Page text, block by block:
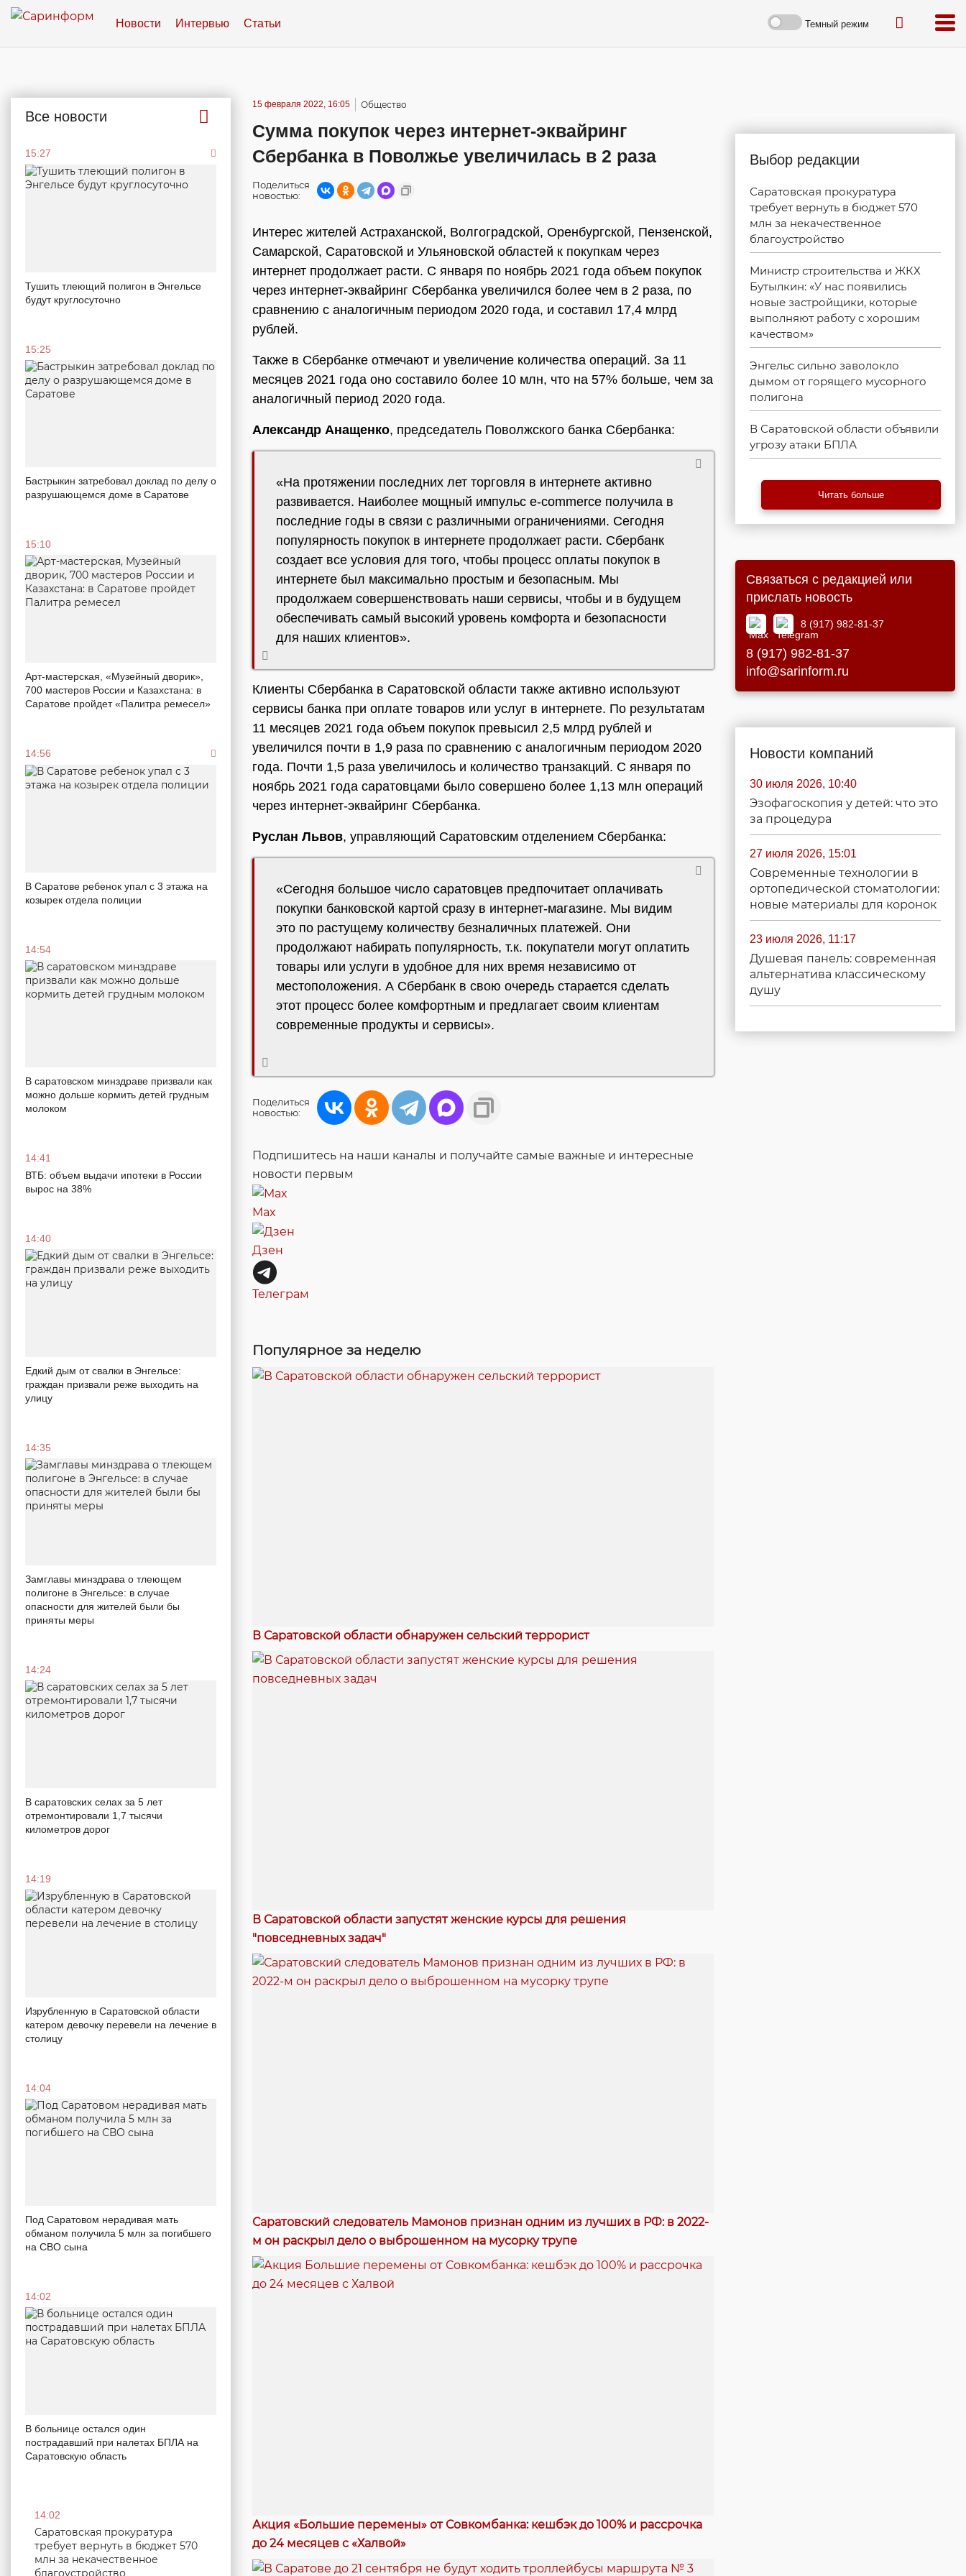
Новости Интервью Статьи Темный режим
Все новости
15:27
Тушить тлеющий полигон в Энгельсе
будут круглосуточно
15:25
Бастрыкин затребовал доклад по делу о
разрушающемся доме в Саратове
15:10
Арт-мастерская, «Музейный дворик»,
700 мастеров России и Казахстана: в
Саратове пройдет «Палитра ремесел»
14:56
В Саратове ребенок упал с 3 этажа на
козырек отдела полиции
14:54
В саратовском минздраве призвали как
можно дольше кормить детей грудным
молоком
14:41
ВТБ: объем выдачи ипотеки в России
вырос на 38%
14:40
Едкий дым от свалки в Энгельсе:
граждан призвали реже выходить на
улицу
14:35
Замглавы минздрава о тлеющем
полигоне в Энгельсе: в случае
опасности для жителей были бы
приняты меры
14:24
В саратовских селах за 5 лет
отремонтировали 1,7 тысячи
километров дорог
14:19
Изрубленную в Саратовской области
катером девочку перевели на лечение в
столицу
14:04
Под Саратовом нерадивая мать
обманом получила 5 млн за погибшего
на СВО сына
14:02
В больнице остался один
пострадавший при налетах БПЛА на
Саратовскую область
14:02
Саратовская прокуратура
требует вернуть в бюджет 570
млн за некачественное
благоустройство
15 февраля 2022, 16:05 Общество
Сумма покупок через интернет-эквайринг
Сбербанка в Поволжье увеличилась в 2 раза
Поделиться
новостью:
Интерес жителей Астраханской, Волгоградской, Оренбургской, Пензенской,
Самарской, Саратовской и Ульяновской областей к покупкам через
интернет продолжает расти. С января по ноябрь 2021 года объем покупок
через интернет-эквайринг Сбербанка увеличился более чем в 2 раза, по
сравнению с аналогичным периодом 2020 года, и составил 17,4 млрд
рублей.
Также в Сбербанке отмечают и увеличение количества операций. За 11
месяцев 2021 года оно составило более 10 млн, что на 57% больше, чем за
аналогичный период 2020 года.
Александр Анащенко, председатель Поволжского банка Сбербанка:
«На протяжении последних лет торговля в интернете активно
развивается. Наиболее мощный импульс e-commerce получила в
последние годы в связи с различными ограничениями. Сегодня
популярность покупок в интернете продолжает расти. Сбербанк
создает все условия для того, чтобы процесс оплаты покупок в
интернете был максимально простым и безопасным. Мы
продолжаем совершенствовать наши сервисы, чтобы и в будущем
обеспечивать самый высокий уровень комфорта и безопасности
для наших клиентов».
Клиенты Сбербанка в Саратовской области также активно используют
сервисы банка при оплате товаров или услуг в интернете. По результатам
11 месяцев 2021 года объем покупок превысил 2,5 млрд рублей и
увеличился почти в 1,9 раза по сравнению с аналогичным периодом 2020
года. Почти 1,5 раза увеличилось и количество транзакций. С января по
ноябрь 2021 года саратовцами было совершено более 1,13 млн операций
через интернет-эквайринг Сбербанка.
Руслан Львов, управляющий Саратовским отделением Сбербанка:
«Сегодня большое число саратовцев предпочитает оплачивать
покупки банковской картой сразу в интернет-магазине. Мы видим
это по растущему количеству безналичных платежей. Они
продолжают набирать популярность, т.к. покупатели могут оплатить
товары или услуги в удобное для них время независимо от
местоположения. А Сбербанк в свою очередь старается сделать
этот процесс более комфортным и предлагает своим клиентам
современные продукты и сервисы».
Поделиться
новостью:
Подпишитесь на наши каналы и получайте самые важные и интересные
новости первым
Max
Дзен
Телеграм
Популярное за неделю
В Саратовской области обнаружен сельский террорист
В Саратовской области запустят женские курсы для решения
"повседневных задач"
Саратовский следователь Мамонов признан одним из лучших в РФ: в 2022-
м он раскрыл дело о выброшенном на мусорку трупе
Акция «Большие перемены» от Совкомбанка: кешбэк до 100% и рассрочка
до 24 месяцев с «Халвой»
Выбор редакции
Саратовская прокуратура
требует вернуть в бюджет 570
млн за некачественное
благоустройство
Министр строительства и ЖКХ
Бутылкин: «У нас появились
новые застройщики, которые
выполняют работу с хорошим
качеством»
Энгельс сильно заволокло
дымом от горящего мусорного
полигона
В Саратовской области объявили
угрозу атаки БПЛА
Читать больше
Связаться с редакцией или
прислать новость
8 (917) 982-81-37
8 (917) 982-81-37
info@sarinform.ru
Новости компаний
30 июля 2026, 10:40
Эзофагоскопия у детей: что это
за процедура
27 июля 2026, 15:01
Современные технологии в
ортопедической стоматологии:
новые материалы для коронок
23 июля 2026, 11:17
Душевая панель: современная
альтернатива классическому
душу